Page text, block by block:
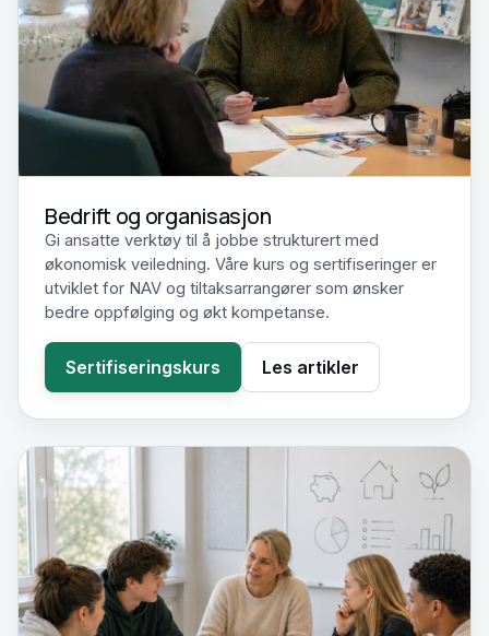
Bedrift og organisasjon
Gi ansatte verktøy til å jobbe strukturert med
økonomisk veiledning. Våre kurs og sertifiseringer er
utviklet for NAV og tiltaksarrangører som ønsker
bedre oppfølging og økt kompetanse.
Sertifiseringskurs Les artikler